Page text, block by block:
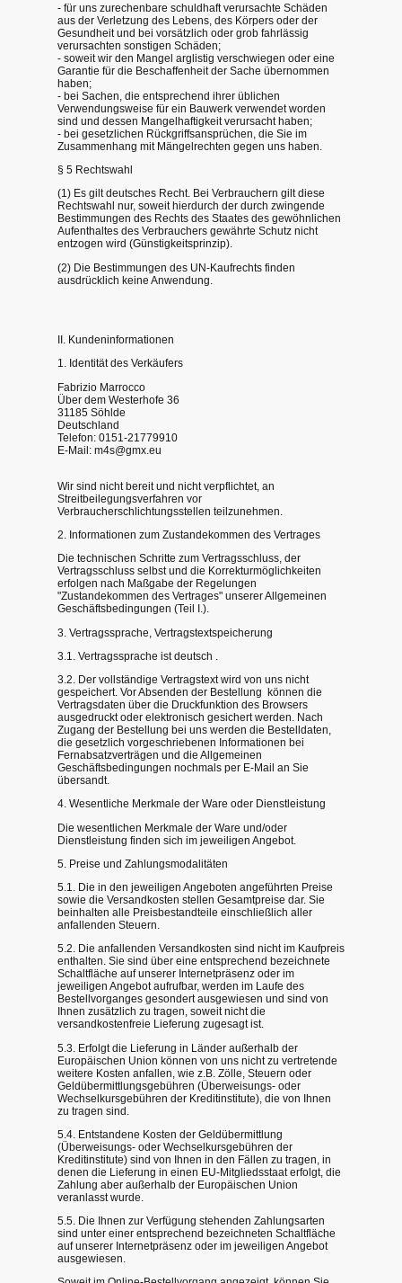
- für uns zurechenbare schuldhaft verursachte Schäden
aus der Verletzung des Lebens, des Körpers oder der
Gesundheit und bei vorsätzlich oder grob fahrlässig
verursachten sonstigen Schäden;
- soweit wir den Mangel arglistig verschwiegen oder eine
Garantie für die Beschaffenheit der Sache übernommen
haben;
- bei Sachen, die entsprechend ihrer üblichen
Verwendungsweise für ein Bauwerk verwendet worden
sind und dessen Mangelhaftigkeit verursacht haben;
- bei gesetzlichen Rückgriffsansprüchen, die Sie im
Zusammenhang mit Mängelrechten gegen uns haben.
§ 5 Rechtswahl
(1) Es gilt deutsches Recht. Bei Verbrauchern gilt diese
Rechtswahl nur, soweit hierdurch der durch zwingende
Bestimmungen des Rechts des Staates des gewöhnlichen
Aufenthaltes des Verbrauchers gewährte Schutz nicht
entzogen wird (Günstigkeitsprinzip).
(2) Die Bestimmungen des UN-Kaufrechts finden
ausdrücklich keine Anwendung.
II. Kundeninformationen
1. Identität des Verkäufers
Fabrizio Marrocco
Über dem Westerhofe 36
31185 Söhlde
Deutschland
Telefon: 0151-21779910
E-Mail: m4s@gmx.eu
Wir sind nicht bereit und nicht verpflichtet, an
Streitbeilegungsverfahren vor
Verbraucherschlichtungsstellen teilzunehmen.
2. Informationen zum Zustandekommen des Vertrages
Die technischen Schritte zum Vertragsschluss, der
Vertragsschluss selbst und die Korrekturmöglichkeiten
erfolgen nach Maßgabe der Regelungen
"Zustandekommen des Vertrages" unserer Allgemeinen
Geschäftsbedingungen (Teil I.).
3. Vertragssprache, Vertragstextspeicherung
3.1. Vertragssprache ist deutsch .
3.2. Der vollständige Vertragstext wird von uns nicht
gespeichert. Vor Absenden der Bestellung können die
Vertragsdaten über die Druckfunktion des Browsers
ausgedruckt oder elektronisch gesichert werden. Nach
Zugang der Bestellung bei uns werden die Bestelldaten,
die gesetzlich vorgeschriebenen Informationen bei
Fernabsatzverträgen und die Allgemeinen
Geschäftsbedingungen nochmals per E-Mail an Sie
übersandt.
4. Wesentliche Merkmale der Ware oder Dienstleistung
Die wesentlichen Merkmale der Ware und/oder
Dienstleistung finden sich im jeweiligen Angebot.
5. Preise und Zahlungsmodalitäten
5.1. Die in den jeweiligen Angeboten angeführten Preise
sowie die Versandkosten stellen Gesamtpreise dar. Sie
beinhalten alle Preisbestandteile einschließlich aller
anfallenden Steuern.
5.2. Die anfallenden Versandkosten sind nicht im Kaufpreis
enthalten. Sie sind über eine entsprechend bezeichnete
Schaltfläche auf unserer Internetpräsenz oder im
jeweiligen Angebot aufrufbar, werden im Laufe des
Bestellvorganges gesondert ausgewiesen und sind von
Ihnen zusätzlich zu tragen, soweit nicht die
versandkostenfreie Lieferung zugesagt ist.
5.3. Erfolgt die Lieferung in Länder außerhalb der
Europäischen Union können von uns nicht zu vertretende
weitere Kosten anfallen, wie z.B. Zölle, Steuern oder
Geldübermittlungsgebühren (Überweisungs- oder
Wechselkursgebühren der Kreditinstitute), die von Ihnen
zu tragen sind.
5.4. Entstandene Kosten der Geldübermittlung
(Überweisungs- oder Wechselkursgebühren der
Kreditinstitute) sind von Ihnen in den Fällen zu tragen, in
denen die Lieferung in einen EU-Mitgliedsstaat erfolgt, die
Zahlung aber außerhalb der Europäischen Union
veranlasst wurde.
5.5. Die Ihnen zur Verfügung stehenden Zahlungsarten
sind unter einer entsprechend bezeichneten Schaltfläche
auf unserer Internetpräsenz oder im jeweiligen Angebot
ausgewiesen.